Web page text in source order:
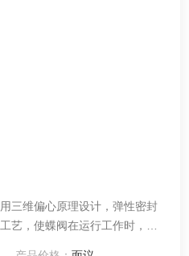
三维偏心原理设计，弹性密封
艺，使蝶阀在运行工作时，减